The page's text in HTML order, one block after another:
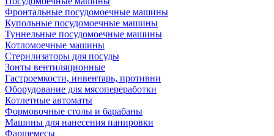
Фронтальные посудомоечные машины
Купольные посудомоечные машины
Туннельные посудомоечные машины
Котломоечные машины
Стерилизаторы для посуды
Зонты вентиляционные
Гастроемкости, инвентарь, противни
Оборудование для мясопереработки
Котлетные автоматы
Формовочные столы и барабаны
Машины для нанесения панировки
Фаршемесы